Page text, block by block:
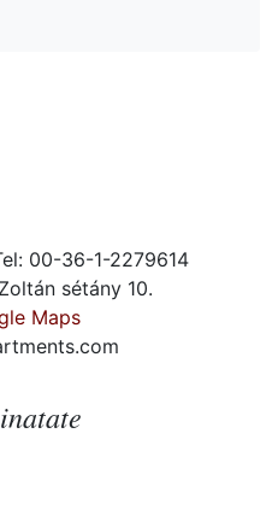
00-36-1-2279614
sétány 10.
Maps